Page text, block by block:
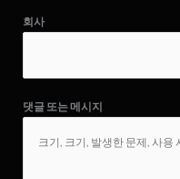
회사
댓글 또는 메시지